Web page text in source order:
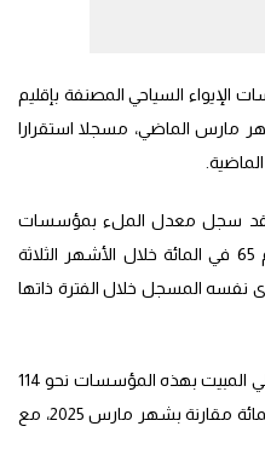
الإيواء السياحي المصنفة بإقليم
شهر مارس الماضي، مسجلا استقرارا
سجل معدل الملء بمؤسسات
الإيواء السياحي المصنفة بهذا الإقليم 65 في المائة خلال الأشهر الثلاثة
نفسه المسجل خلال الفترة ذاتها
وخلال شهر مارس وحده، بلغ عدد ليالي المبيت بهذه المؤسسات نحو 114
ألف ليلة مبيت، بارتفاع نسبته 23 في المائة مقارنة بشهر مارس 2025، مع